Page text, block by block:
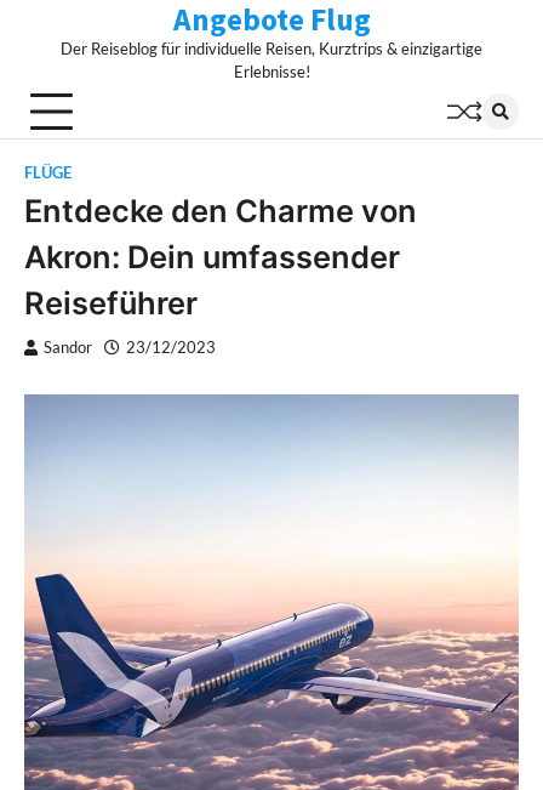
Angebote Flug
Der Reiseblog für individuelle Reisen, Kurztrips & einzigartige
Erlebnisse!
FLÜGE
Entdecke den Charme von
Akron: Dein umfassender
Reiseführer
Sandor 23/12/2023